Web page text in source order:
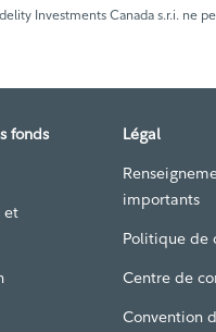
Investments Canada s.r.i. ne
fonds
et
Légal
importants
Politique de
Centre de
Convention